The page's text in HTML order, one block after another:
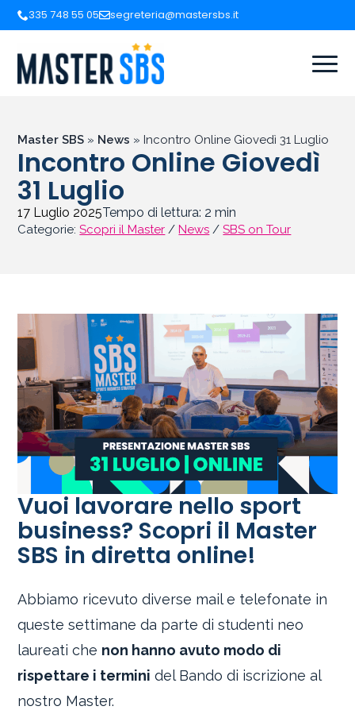
335 748 55 05 segreteria@mastersbs.it
Master SBS » News » Incontro Online Giovedì 31 Luglio
Incontro Online Giovedì
31 Luglio
17 Luglio 2025Tempo di lettura: 2 min
Categorie:Scopri il Master /News /SBS on Tour
Vuoi lavorare nello sport
business? Scopri il Master
SBS in diretta online!
Abbiamo ricevuto diverse mail e telefonate in
queste settimane da parte di studenti neo
laureati che non hanno avuto modo di
rispettare i termini del Bando di iscrizione al
nostro Master.